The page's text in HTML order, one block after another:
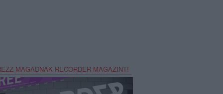
MAGADNAK RECORDER MAGAZINT!